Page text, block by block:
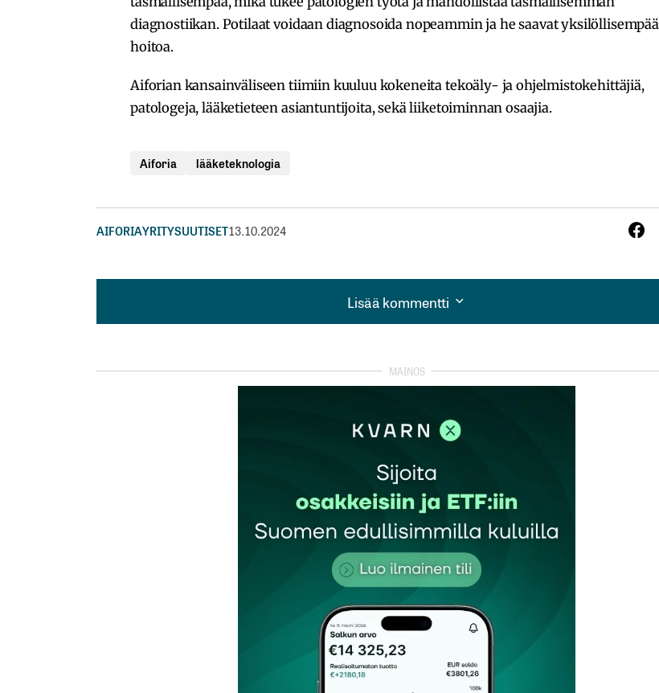
diagnostiikan. Potilaat voidaan diagnosoida nopeammin ja he saavat yksilöllisempää
hoitoa.
Aiforian kansainväliseen tiimiin kuuluu kokeneita tekoäly- ja ohjelmistokehittäjiä,
patologeja, lääketieteen asiantuntijoita, sekä liiketoiminnan osaajia.
Aiforia lääketeknologia
AIFORIAYRITYSUUTISET13.10.2024
Lisää kommentti
Lisää kommentti
Pakolliset kentät on merkitty
Sähköpostiosoitteesi